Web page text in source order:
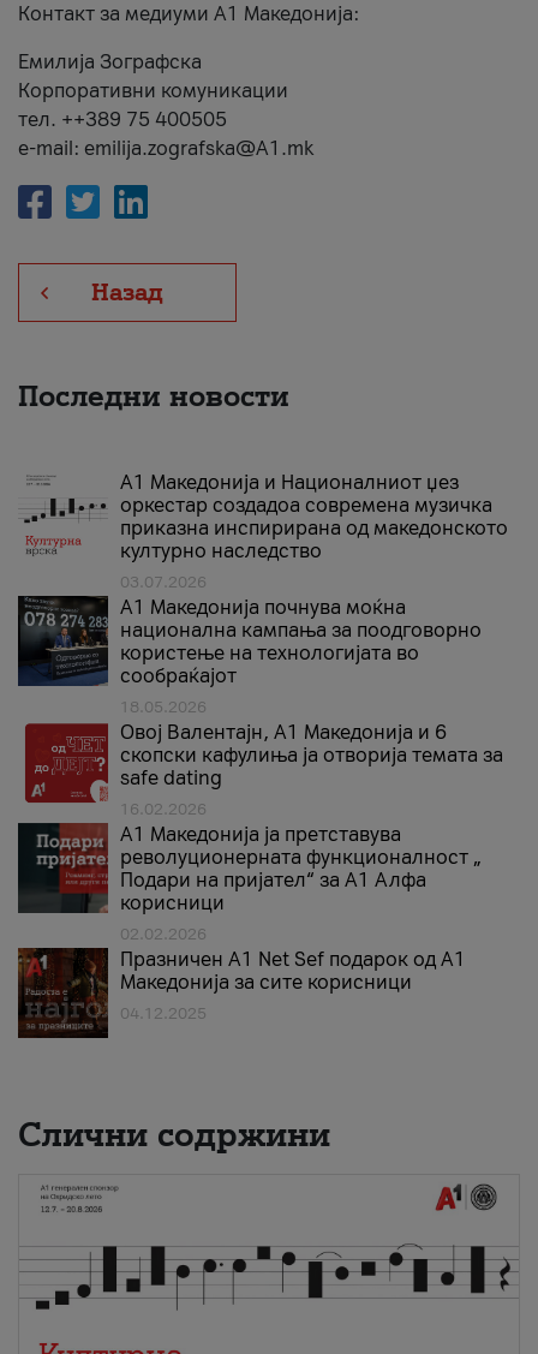
Контакт за медиуми А1 Македонија:
Емилија Зографска
Корпоративни комуникации
тел. ++389 75 400505
e-mail: emilija.zografska@A1.mk
Назад
Последни новости
А1 Македонија и Националниот џез
оркестар создадоа современа музичка
приказна инспирирана од македонското
културно наследство
03.07.2026
A1 Македонија почнува моќна
национална кампања за поодговорно
користење на технологијата во
сообраќајот
18.05.2026
Овој Валентајн, A1 Македонија и 6
скопски кафулиња ја отворија темата за
safe dating
16.02.2026
А1 Македонија ја претставува
револуционерната функционалност „
Подари на пријател“ за А1 Алфа
корисници
02.02.2026
Празничен A1 Net Sеf подарок од А1
Македонија за сите корисници
04.12.2025
Слични содржини